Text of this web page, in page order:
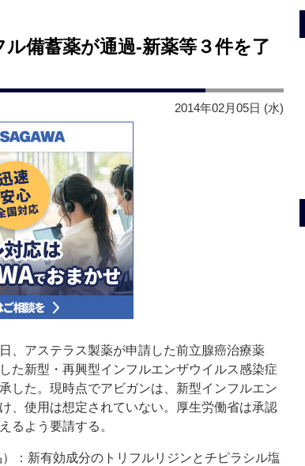
ル備蓄薬が通過‐新薬等３件を了
2014年02月05日 (水)
、アステラス製薬が申請した前立腺癌治療薬
た新型・再興型インフルエンザウイルス感染症
した。現時点でアビガンは、新型インフルエン
、使用は想定されていない。厚生労働省は承認
るよう要請する。
）：新有効成分のトリフルリジンとチピラシル塩